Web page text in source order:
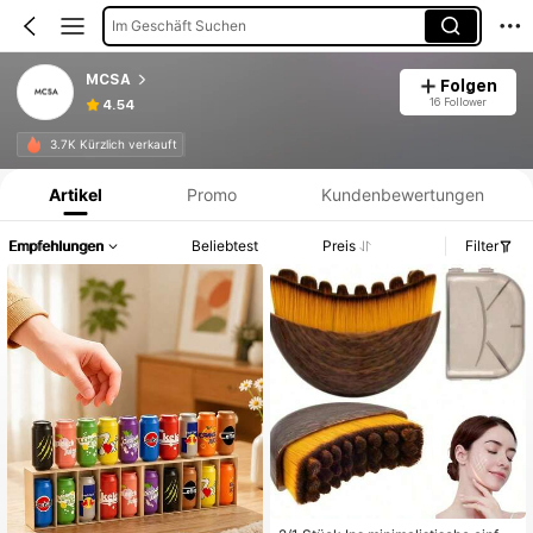
Im Geschäft Suchen
MCSA
4.54
Folgen
16 Follower
3.7K Kürzlich verkauft
Produktinformation: Preisangabe, Verkaufs- und Lagerbestandsdetails.
Artikel Promo Kundenbewertungen
Empfehlungen Beliebtest Preis Filter